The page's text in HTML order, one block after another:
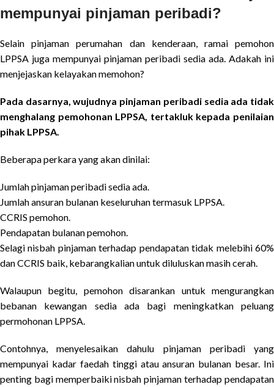
mempunyai pinjaman peribadi?
Selain pinjaman perumahan dan kenderaan, ramai pemohon
LPPSA juga mempunyai pinjaman peribadi sedia ada. Adakah ini
menjejaskan kelayakan memohon?
Pada dasarnya, wujudnya pinjaman peribadi sedia ada tidak
menghalang pemohonan LPPSA, tertakluk kepada penilaian
pihak LPPSA.
Beberapa perkara yang akan dinilai:
Jumlah pinjaman peribadi sedia ada.
Jumlah ansuran bulanan keseluruhan termasuk LPPSA.
CCRIS pemohon.
Pendapatan bulanan pemohon.
Selagi nisbah pinjaman terhadap pendapatan tidak melebihi 60%
dan CCRIS baik, kebarangkalian untuk diluluskan masih cerah.
Walaupun begitu, pemohon disarankan untuk mengurangkan
bebanan kewangan sedia ada bagi meningkatkan peluang
permohonan LPPSA.
Contohnya, menyelesaikan dahulu pinjaman peribadi yang
mempunyai kadar faedah tinggi atau ansuran bulanan besar. Ini
penting bagi memperbaiki nisbah pinjaman terhadap pendapatan